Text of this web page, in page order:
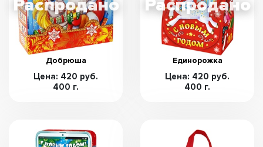
Добрюша
Цена: 420 руб.
400 г.
Единорожка
Цена: 420 руб.
400 г.